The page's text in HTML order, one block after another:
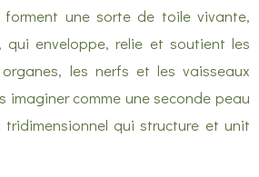
une sorte de toile vivante,
qui enveloppe, relie et soutient les
les nerfs et les vaisseaux
imaginer comme une seconde peau
tridimensionnel qui structure et unit